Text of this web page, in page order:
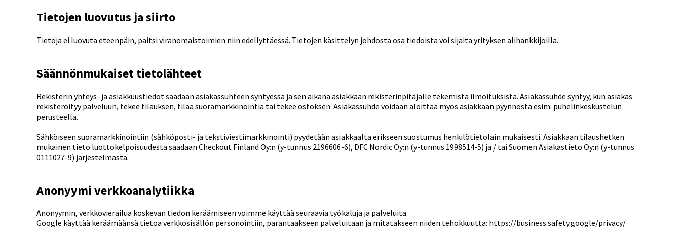
Tietojen luovutus ja siirto
Tietoja ei luovuta eteenpäin, paitsi viranomaistoimien niin edellyttäessä. Tietojen käsittelyn johdosta osa tiedoista voi sijaita yrityksen alihankkijoilla.
Säännönmukaiset tietolähteet
Rekisterin yhteys- ja asiakkuustiedot saadaan asiakassuhteen syntyessä ja sen aikana asiakkaan rekisterinpitäjälle tekemistä ilmoituksista. Asiakassuhde syntyy, kun asiakas
rekisteröityy palveluun, tekee tilauksen, tilaa suoramarkkinointia tai tekee ostoksen. Asiakassuhde voidaan aloittaa myös asiakkaan pyynnöstä esim. puhelinkeskustelun
perusteella.
Sähköiseen suoramarkkinointiin (sähköposti- ja tekstiviestimarkkinointi) pyydetään asiakkaalta erikseen suostumus henkilötietolain mukaisesti. Asiakkaan tilaushetken
mukainen tieto luottokelpoisuudesta saadaan Checkout Finland Oy:n (y-tunnus 2196606-6), DFC Nordic Oy:n (y-tunnus 1998514-5) ja / tai Suomen Asiakastieto Oy:n (y-tunnus
0111027-9) järjestelmästä.
Anonyymi verkkoanalytiikka
Anonyymin, verkkovierailua koskevan tiedon keräämiseen voimme käyttää seuraavia työkaluja ja palveluita:
Google käyttää keräämäänsä tietoa verkkosisällön personointiin, parantaakseen palveluitaan ja mitatakseen niiden tehokkuutta: https://business.safety.google/privacy/